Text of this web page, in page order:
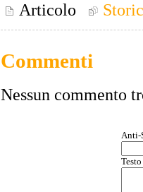
Articolo
Commenti
Nessun commento
Anti-